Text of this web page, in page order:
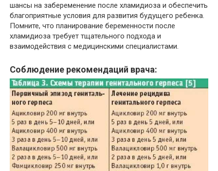
шансы на забеременение после хламидиоза и обеспечить
благоприятные условия для развития будущего ребенка.
Помните, что планирование беременности после
хламидиоза требует тщательного подхода и
взаимодействия с медицинскими специалистами.
Соблюдение рекомендаций врача: